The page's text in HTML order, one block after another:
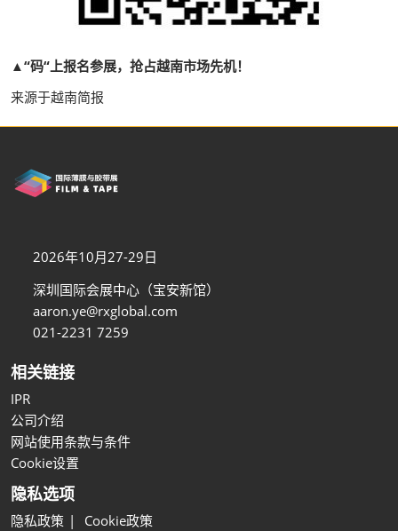
▲“码“上报名参展，抢占越南市场先机！
来源于越南简报
2026年10月27-29日
深圳国际会展中心（宝安新馆）
aaron.ye@rxglobal.com
021-2231 7259
相关链接
IPR
公司介绍
网站使用条款与条件
Cookie设置
隐私选项
隐私政策 Cookie政策